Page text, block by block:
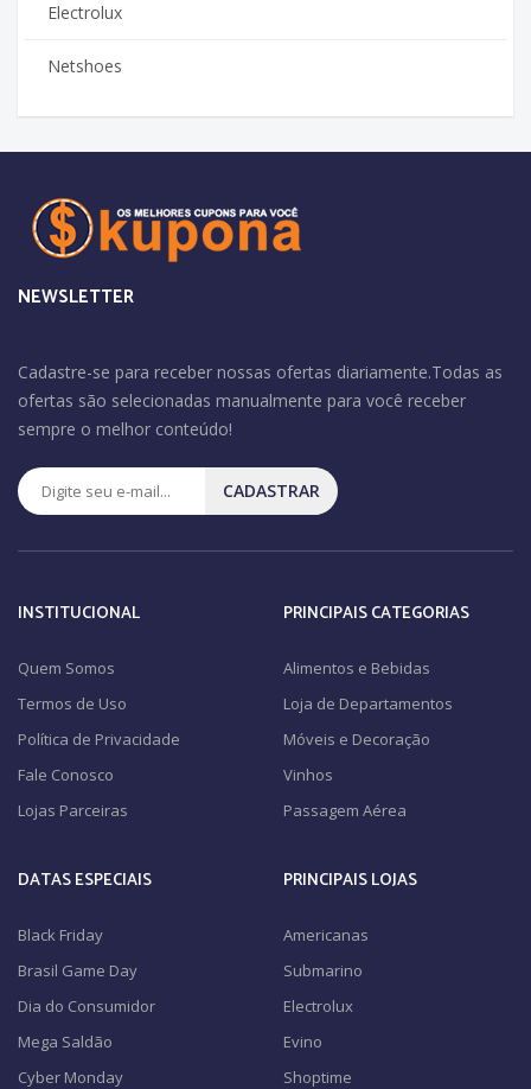
Electrolux
Netshoes
NEWSLETTER
Cadastre-se para receber nossas ofertas diariamente.Todas as
ofertas são selecionadas manualmente para você receber
sempre o melhor conteúdo!
CADASTRAR
INSTITUCIONAL
Quem Somos
Termos de Uso
Política de Privacidade
Fale Conosco
Lojas Parceiras
PRINCIPAIS CATEGORIAS
Alimentos e Bebidas
Loja de Departamentos
Móveis e Decoração
Vinhos
Passagem Aérea
DATAS ESPECIAIS
Black Friday
Brasil Game Day
Dia do Consumidor
Mega Saldão
Cyber Monday
PRINCIPAIS LOJAS
Americanas
Submarino
Electrolux
Evino
Shoptime